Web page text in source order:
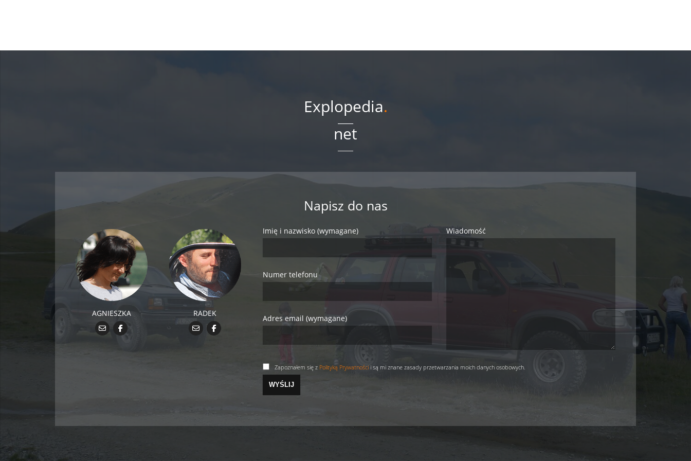
Explopedia.
net
Napisz do nas
AGNIESZKA RADEK
Imię i nazwisko (wymagane)
Numer telefonu
Adres email (wymagane)
Wiadomość
Zapoznałem się zPolityką Prywatnościi są mi znane zasady przetwarzania moich danych osobowych.